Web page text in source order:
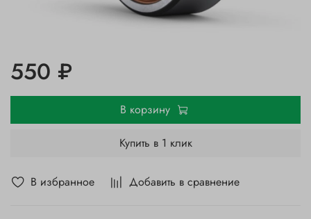
В избранное Добавить в сравнение
550 ₽
В корзину
Купить в 1 клик